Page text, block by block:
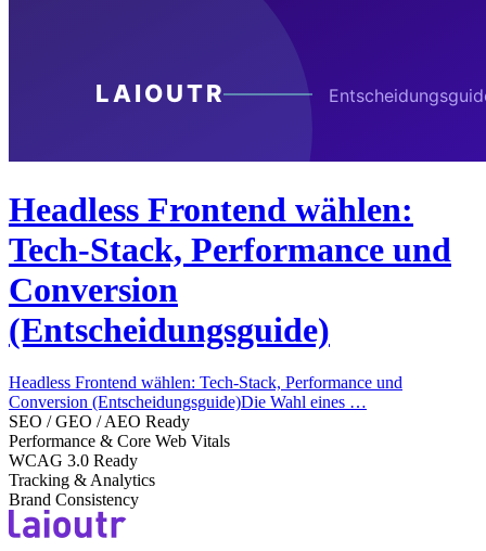
Headless Frontend wählen:
Tech-Stack, Performance und
Conversion
(Entscheidungsguide)
Headless Frontend wählen: Tech-Stack, Performance und
Conversion (Entscheidungsguide)Die Wahl eines …
SEO / GEO / AEO Ready
Performance & Core Web Vitals
WCAG 3.0 Ready
Tracking & Analytics
Brand Consistency